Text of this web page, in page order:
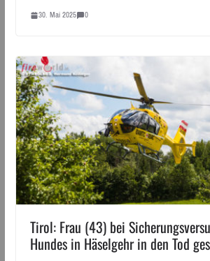
30. Mai 2025 0
Tirol: Frau (43) bei
Hundes in Häselgehr in den Tod